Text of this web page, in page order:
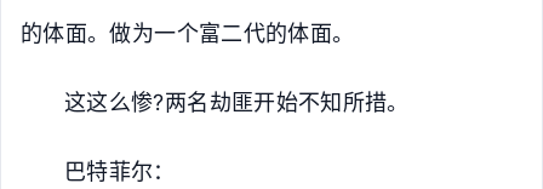
的体面。做为一个富二代的体面。
这这么惨?两名劫匪开始不知所措。
巴特菲尔：